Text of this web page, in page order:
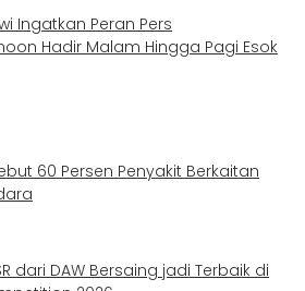
Ingatkan Peran Pers
Hadir Malam Hingga Pagi Esok
60 Persen Penyakit Berkaitan
dari DAW Bersaing jadi Terbaik di